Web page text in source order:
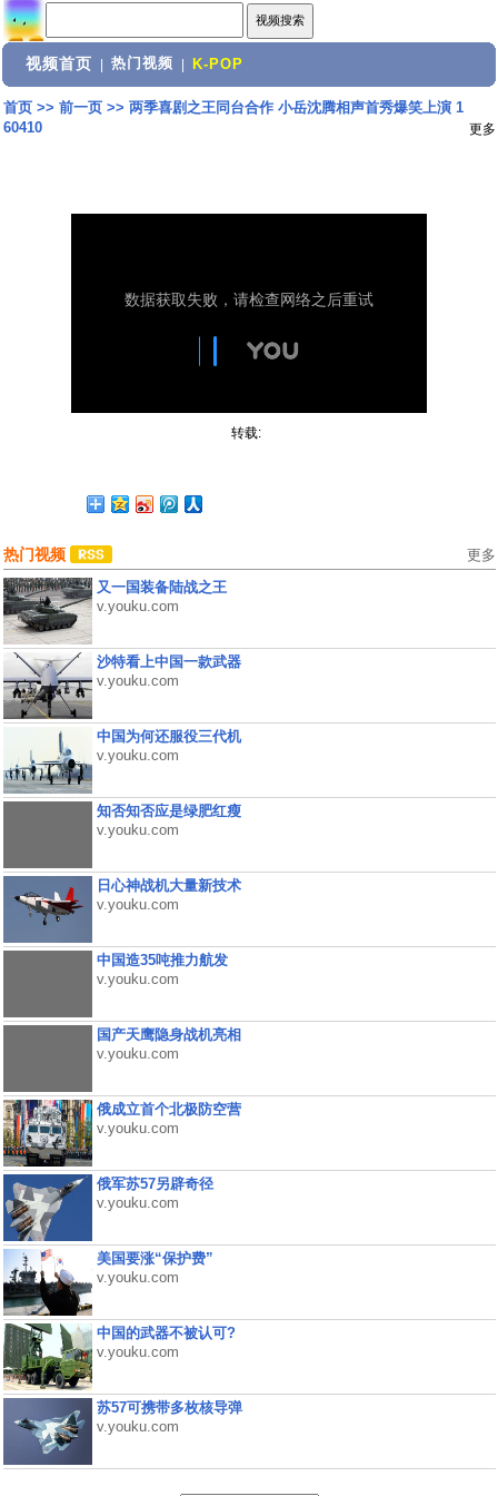
视频首页 热门视频 K-POP
首页>> 前一页>> 两季喜剧之王同台合作 小岳沈腾相声首秀爆笑上演 1
60410
更多
转载:
热门视频 更多
又一国装备陆战之王
v.youku.com
沙特看上中国一款武器
v.youku.com
中国为何还服役三代机
v.youku.com
知否知否应是绿肥红瘦
v.youku.com
日心神战机大量新技术
v.youku.com
中国造35吨推力航发
v.youku.com
国产天鹰隐身战机亮相
v.youku.com
俄成立首个北极防空营
v.youku.com
俄军苏57另辟奇径
v.youku.com
美国要涨“保护费”
v.youku.com
中国的武器不被认可?
v.youku.com
苏57可携带多枚核导弹
v.youku.com